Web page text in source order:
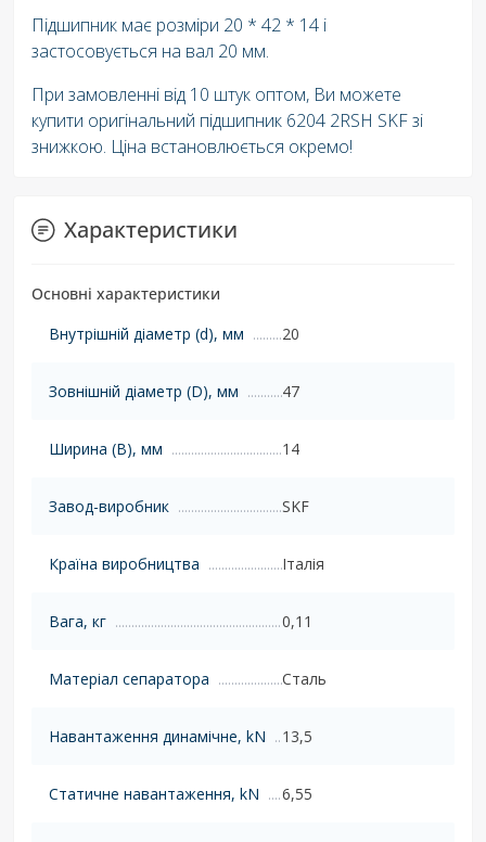
Підшипник має розміри 20 * 42 * 14 і
застосовується на вал 20 мм.
При замовленні від 10 штук оптом, Ви можете
купити оригінальний підшипник 6204 2RSH SKF зі
знижкою. Ціна встановлюється окремо!
Характеристики
Основні характеристики
Внутрішній діаметр (d), мм
20
Зовнішній діаметр (D), мм 47
Ширина (B), мм 14
Завод-виробник SKF
Країна виробництва Італія
Вага, кг 0,11
Матеріал сепаратора Сталь
Навантаження динамічне, kN 13,5
Статичне навантаження, kN 6,55